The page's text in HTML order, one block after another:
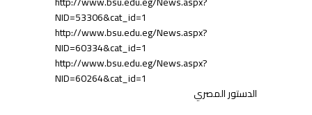
NID=53306&cat_id=1
http://www.bsu.edu.eg/News.aspx?
NID=60334&cat_id=1
http://www.bsu.edu.eg/News.aspx?
NID=60264&cat_id=1
الدستور المصري